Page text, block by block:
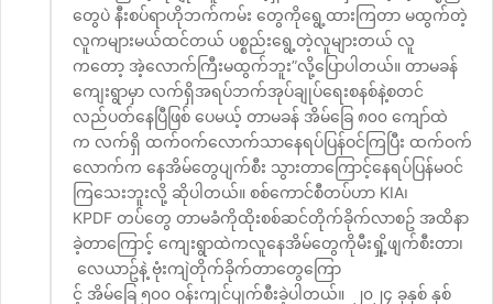
တွေပဲ နီးစပ်ရာဟိုဘက်ကမ်း တွေကိုရွေ့ထားကြတာ မထွက်တဲ့
လူကများမယ်ထင်တယ် ပစ္စည်းရွေ့တဲ့လူများတယ် လူ
ကတော့ အဲ့လောက်ကြီးမထွက်ဘူး”လို့ပြောပါတယ်။ တာမခန်
ကျေးရွာမှာ လက်ရှိအရပ်ဘက်အုပ်ချုပ်ရေးစနစ်နဲ့စတင်
လည်ပတ်နေပြီဖြစ် ပေမယ့် တာမခန် အိမ်ခြေ ၈၀၀ ကျော်ထဲ
က လက်ရှိ ထက်ဝက်လောက်သာနေရပ်ပြန်ဝင်ကြပြီး ထက်ဝက်
လောက်က နေအိမ်တွေပျက်စီး သွားတာကြောင့်နေရပ်ပြန်မဝင်
ကြသေးဘူးလို့ ဆိုပါတယ်။ စစ်ကောင်စီတပ်ဟာ KIA၊
KPDF တပ်တွေ တာမခံကိုထိုးစစ်ဆင်တိုက်ခိုက်လာစဥ် အထိနာ
ခဲ့တာကြောင့် ကျေးရွာထဲကလူနေအိမ်တွေကိုမီးရှို့ဖျက်စီးတာ၊
လေယာဥ်နဲ့ ဗုံးကျဲတိုက်ခိုက်တာတွေကြော
င့် အိမ်ခြေ ၅၀၀ ဝန်းကျင်ပျက်စီးခဲ့ပါတယ်။ ၂၀၂၄ ခုနှစ် နှစ်